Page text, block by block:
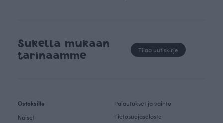
Sukella mukaan
tarinaamme
Tilaa uutiskirje
Ostoksille
Naiset
Palautukset ja vaihto
Tietosuojaseloste